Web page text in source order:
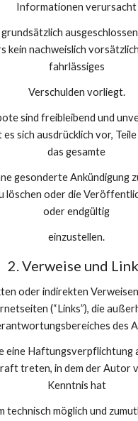
Informationen verursacht
kein nachweislich
fahrlässiges
Verschulden vorliegt.
sind freibleibend und
sich ausdrücklich vor,
das gesamte
gesonderte Ankündigung
löschen oder die
oder endgültig
einzustellen.
2. Verweise und
oder indirekten
(“Links”), die
des
eine Haftungsverpflichtung
treten, in dem der Autor
Kenntnis hat
technisch möglich und